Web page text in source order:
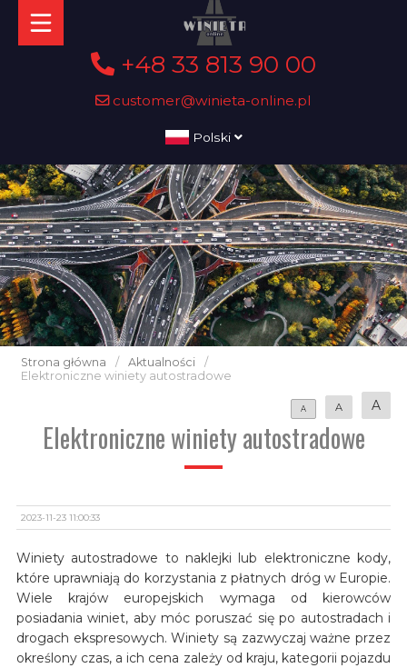
+48 33 813 90 00
customer@winieta-online.pl
Polski
Strona główna / Aktualności
/
Elektroniczne winiety autostradowe
A A A
Elektroniczne winiety autostradowe
2023-11-23 11:00:33
Winiety autostradowe to naklejki lub elektroniczne kody,
które uprawniają do korzystania z płatnych dróg w Europie.
Wiele krajów europejskich wymaga od kierowców
posiadania winiet, aby móc poruszać się po autostradach i
drogach ekspresowych. Winiety są zazwyczaj ważne przez
określony czas, a ich cena zależy od kraju, kategorii pojazdu